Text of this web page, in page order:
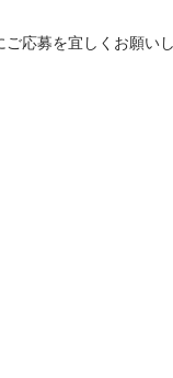
応募を宜しくお願い